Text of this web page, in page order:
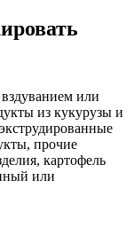
или
из кукурузы и
прочие
картофель
или